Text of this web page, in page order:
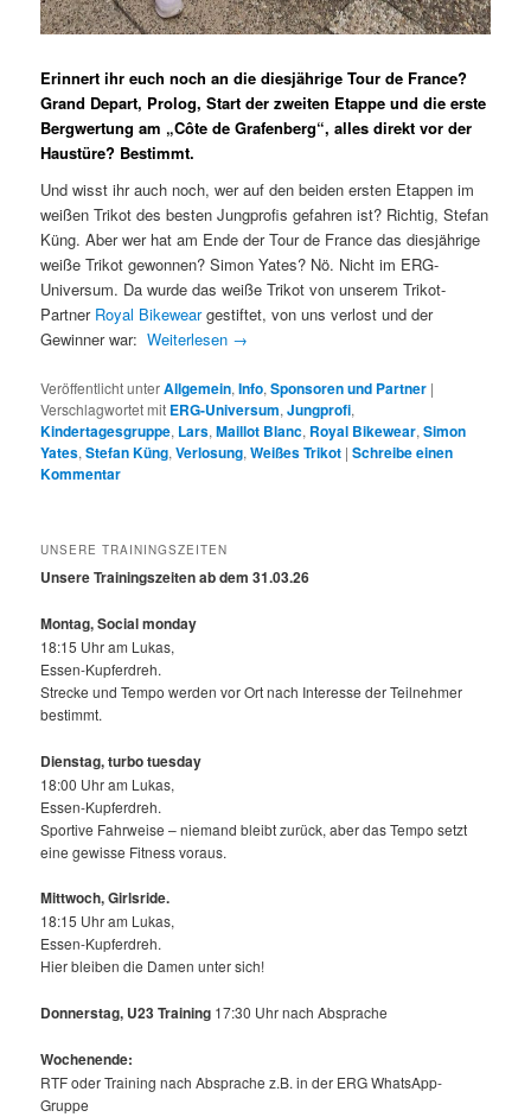
Erinnert ihr euch noch an die diesjährige Tour de France?
Grand Depart, Prolog, Start der zweiten Etappe und die erste
Bergwertung am „Côte de Grafenberg“, alles direkt vor der
Haustüre? Bestimmt.
Und wisst ihr auch noch, wer auf den beiden ersten Etappen im
weißen Trikot des besten Jungprofis gefahren ist? Richtig, Stefan
Küng. Aber wer hat am Ende der Tour de France das diesjährige
weiße Trikot gewonnen? Simon Yates? Nö. Nicht im ERG-
Universum. Da wurde das weiße Trikot von unserem Trikot-
Partner Royal Bikeweargestiftet, von uns verlost und der
Gewinner war:Weiterlesen →
Veröffentlicht unterAllgemein,Info,Sponsoren und Partner |
Verschlagwortet mit ERG-Universum,Jungprofi,
Kindertagesgruppe, Lars,Maillot Blanc, Royal Bikewear,Simon
Yates,Stefan Küng,Verlosung,Weißes Trikot |Schreibe einen
Kommentar
UNSERE TRAININGSZEITEN
Unsere Trainingszeiten ab dem 31.03.26
Montag, Social monday
18:15 Uhr am Lukas,
Essen-Kupferdreh.
Strecke und Tempo werden vor Ort nach Interesse der Teilnehmer
bestimmt.
Dienstag, turbo tuesday
18:00 Uhr am Lukas,
Essen-Kupferdreh.
Sportive Fahrweise – niemand bleibt zurück, aber das Tempo setzt
eine gewisse Fitness voraus.
Mittwoch,Girlsride.
18:15 Uhr am Lukas,
Essen-Kupferdreh.
Hier bleiben die Damen unter sich!
Donnerstag, U23 Training 17:30 Uhr nach Absprache
Wochenende:
RTF oder Training nach Absprache z.B. in der ERG WhatsApp-
Gruppe